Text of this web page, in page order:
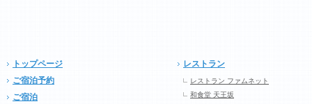
トップページ
ご宿泊予約
ご宿泊
レストラン
レストラン ファムネット
和食堂 天王坂